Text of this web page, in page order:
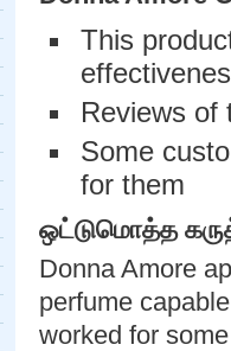
This
Reviews of
Some
for them
ஒட்டுமொத்த
Donna Amore
perfume
worked for